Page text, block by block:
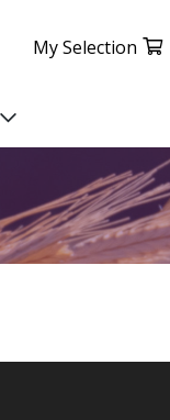
My Selection